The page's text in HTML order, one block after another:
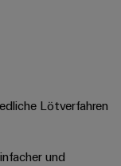
Lötverfahren
und